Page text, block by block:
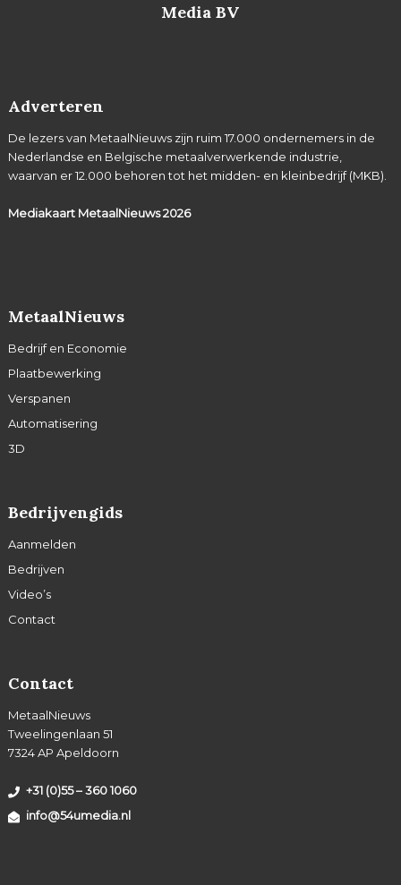
Media BV
Adverteren
De lezers van MetaalNieuws zijn ruim 17.000 ondernemers in de
Nederlandse en Belgische metaalverwerkende industrie,
waarvan er 12.000 behoren tot het midden- en kleinbedrijf (MKB).
Mediakaart MetaalNieuws2026
MetaalNieuws
Bedrijf en Economie
Plaatbewerking
Verspanen
Automatisering
3D
Bedrijvengids
Aanmelden
Bedrijven
Video’s
Contact
Contact
MetaalNieuws
Tweelingenlaan 51
7324 AP Apeldoorn
+31 (0)55 – 360 1060
info@54umedia.nl